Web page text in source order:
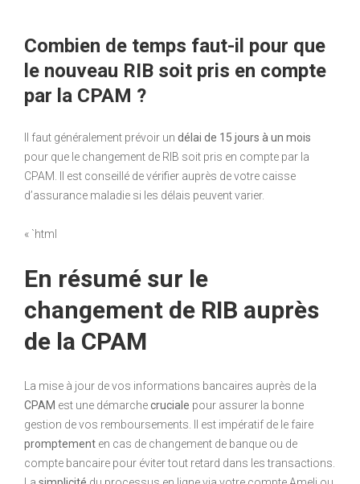
Combien de temps faut-il pour que
le nouveau RIB soit pris en compte
par la CPAM ?
Il faut généralement prévoir un délai de 15 jours à un mois
pour que le changement de RIB soit pris en compte par la
CPAM. Il est conseillé de vérifier auprès de votre caisse
d’assurance maladie si les délais peuvent varier.
« `html
En résumé sur le
changement de RIB auprès
de la CPAM
La mise à jour de vos informations bancaires auprès de la
CPAM est une démarchecruciale pour assurer la bonne
gestion de vos remboursements. Il est impératif de le faire
promptement en cas de changement de banque ou de
compte bancaire pour éviter tout retard dans les transactions.